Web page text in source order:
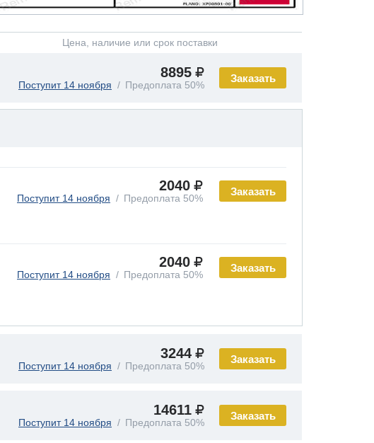
Цена, наличие или срок поставки
Заказать
8895
Поступит 14 ноября Предоплата 50%
Заказать
2040
Поступит 14 ноября Предоплата 50%
Заказать
2040
Поступит 14 ноября Предоплата 50%
Заказать
3244
Поступит 14 ноября Предоплата 50%
Заказать
14611
Поступит 14 ноября Предоплата 50%